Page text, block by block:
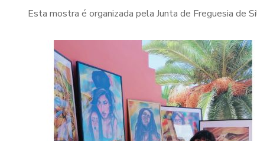
Esta mostra é organizada pela Junta de Freguesia de